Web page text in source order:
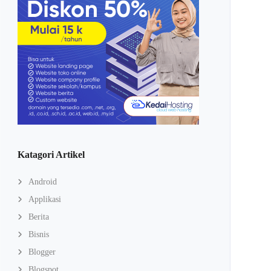
Katagori Artikel
Android
Applikasi
Berita
Bisnis
Blogger